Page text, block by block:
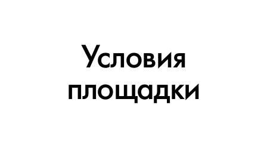
Условия
площадки